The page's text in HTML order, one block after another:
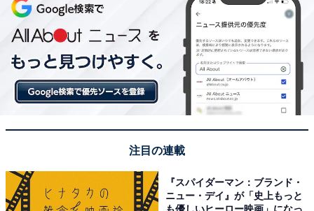
注目の連載
『スパイダーマン：ブランド・
ニュー・デイ』が「史上もっと